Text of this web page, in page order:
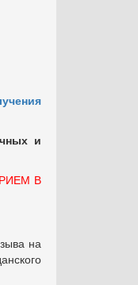
и
В
на